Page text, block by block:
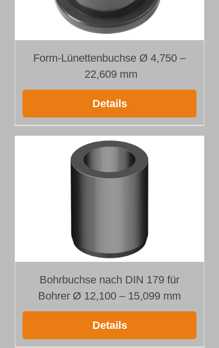
Form-Lünettenbuchse Ø 4,750 –
22,609 mm
Details
Bohrbuchse nach DIN 179 für
Bohrer Ø 12,100 – 15,099 mm
Details